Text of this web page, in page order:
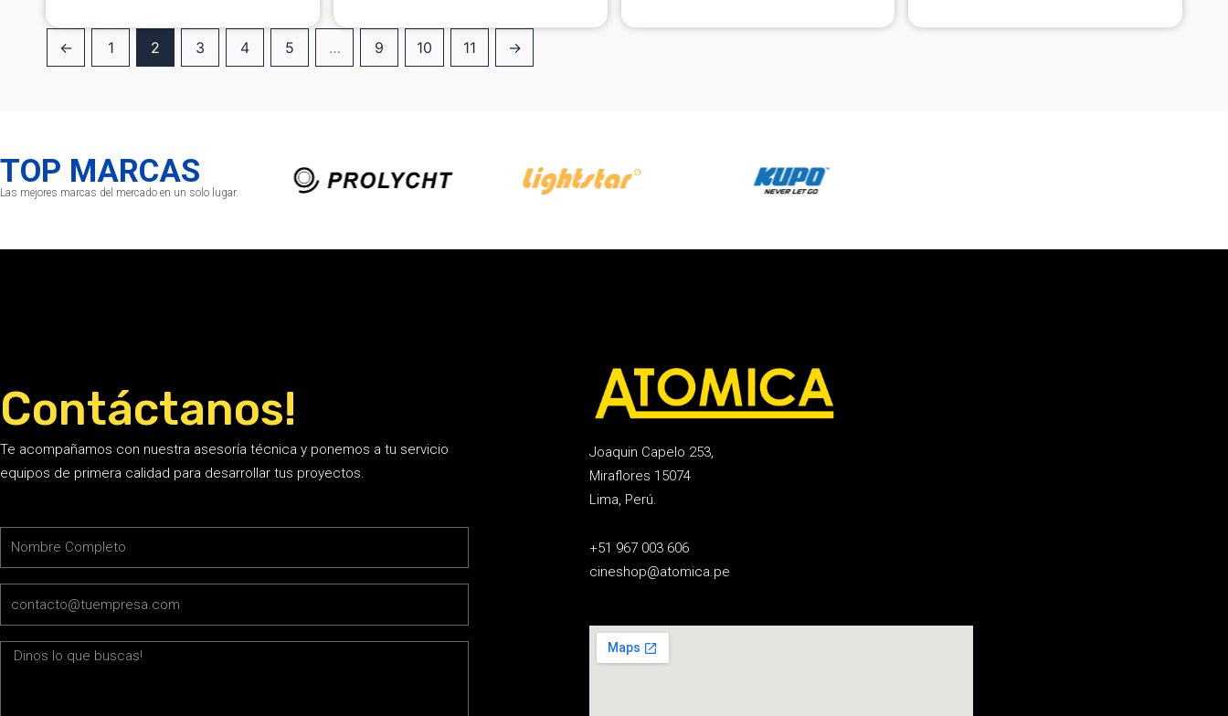
← 1 2 3 4 5 … 9 10 11 →
TOP MARCAS
Las mejores marcas del mercado en un solo lugar.
Contáctanos!
Te acompañamos con nuestra asesoría técnica y ponemos a tu servicio
equipos de primera calidad para desarrollar tus proyectos.
Name
Message
Joaquin Capelo 253,
Miraflores 15074
Lima, Perú.
+51 967 003 606
cineshop@atomica.pe